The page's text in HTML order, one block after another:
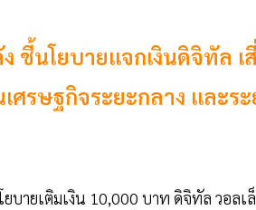
ชี้นโยบายแจกเงินดิจิทัล เ
รษฐกิจระยะกลาง และระ
บายเติมเงิน 10,000 บาท ดิจิทัล วอลเ